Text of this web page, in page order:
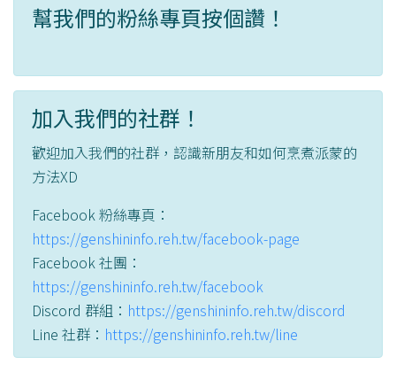
幫我們的粉絲專頁按個讚！
加入我們的社群！
歡迎加入我們的社群，認識新朋友和如何烹煮派蒙的
方法XD
Facebook 粉絲專頁：
https://genshininfo.reh.tw/facebook-page
Facebook 社團：
https://genshininfo.reh.tw/facebook
Discord 群組： https://genshininfo.reh.tw/discord
Line 社群： https://genshininfo.reh.tw/line